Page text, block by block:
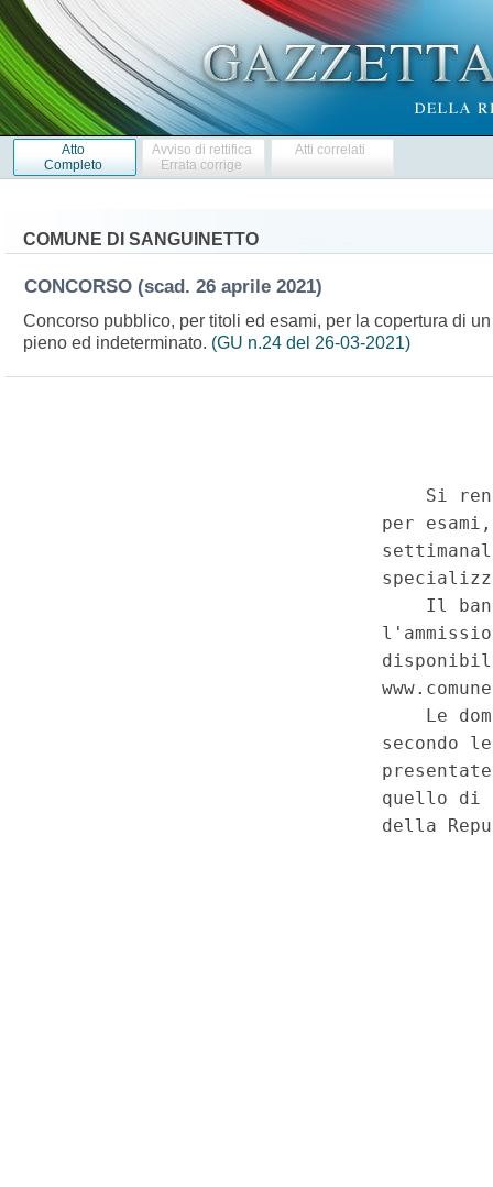
Atto
Completo
Avviso di rettifica
Errata corrige
Atti correlati
COMUNE DI SANGUINETTO
CONCORSO (scad. 26 aprile 2021)
Concorso pubblico, per titoli ed esami, per la copertura di
pieno ed indeterminato. (GU n.24 del 26-03-2021)